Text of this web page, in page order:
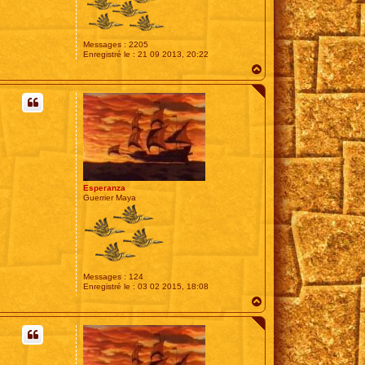
Messages : 2205
Enregistré le : 21 09 2013, 20:22
a
u
Esperanza
Guerrier Maya
Messages : 124
Enregistré le : 03 02 2015, 18:08
a
u